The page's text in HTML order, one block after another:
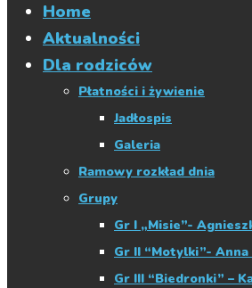
Home
Aktualności
Dla rodziców
Płatności i żywienie
Jadłospis
Galeria
Ramowy rozkład dnia
Grupy
Gr I „Misie”-
Gr II “Motylki”- Anna
Gr III “Biedronki” –